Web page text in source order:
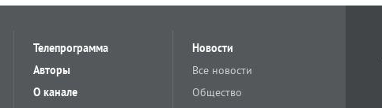
Телепрограмма
Авторы
О канале
Новости
Все новости
Общество